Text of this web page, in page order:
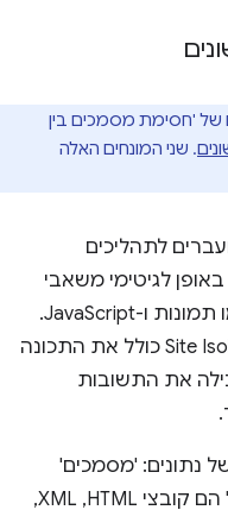
'חסימת מסמכים בין
. שני המונחים האלה
לתהליכים
לגיטימי משאבי
משנה מסוימים באתרים שונים, כמו תמונות ו-JavaScript.
את התשובות
נתונים: 'מסמכים'
ו'משאבים'. במאמר הזה, 'מסמכים' הם קובצי HTML,‏ XML,‏